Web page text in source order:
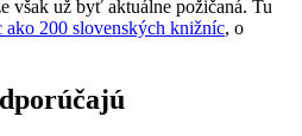
však už byť aktuálne požičaná. Tu
ako 200 slovenských knižníc, o